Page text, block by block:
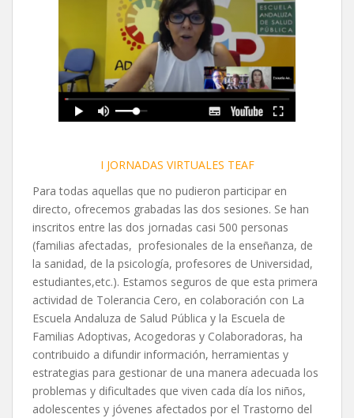
I JORNADAS VIRTUALES TEAF
Para todas aquellas que no pudieron participar en
directo, ofrecemos grabadas las dos sesiones. Se han
inscritos entre las dos jornadas casi 500 personas
(familias afectadas, profesionales de la enseñanza, de
la sanidad, de la psicología, profesores de Universidad,
estudiantes,etc.). Estamos seguros de que esta primera
actividad de Tolerancia Cero, en colaboración con La
Escuela Andaluza de Salud Pública y la Escuela de
Familias Adoptivas, Acogedoras y Colaboradoras, ha
contribuido a difundir información, herramientas y
estrategias para gestionar de una manera adecuada los
problemas y dificultades que viven cada día los niños,
adolescentes y jóvenes afectados por el Trastorno del